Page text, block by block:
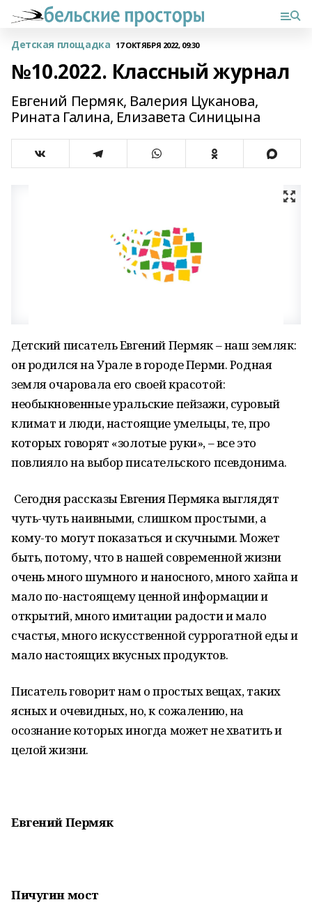
Детская площадка 17 ОКТЯБРЯ 2022, 09:30
№10.2022. Классный журнал
Евгений Пермяк, Валерия Цуканова,
Рината Галина, Елизавета Синицына
Детский писатель Евгений Пермяк – наш земляк:
он родился на Урале в городе Перми. Родная
земля очаровала его своей красотой:
необыкновенные уральские пейзажи, суровый
климат и люди, настоящие умельцы, те, про
которых говорят «золотые руки», – все это
повлияло на выбор писательского псевдонима.
Сегодня рассказы Евгения Пермяка выглядят
чуть-чуть наивными, слишком простыми, а
кому-то могут показаться и скучными. Может
быть, потому, что в нашей современной жизни
очень много шумного и наносного, много хайпа и
мало по-настоящему ценной информации и
открытий, много имитации радости и мало
счастья, много искусственной суррогатной еды и
мало настоящих вкусных продуктов.
Писатель говорит нам о простых вещах, таких
ясных и очевидных, но, к сожалению, на
осознание которых иногда может не хватить и
целой жизни.
Евгений Пермяк
Пичугин мост